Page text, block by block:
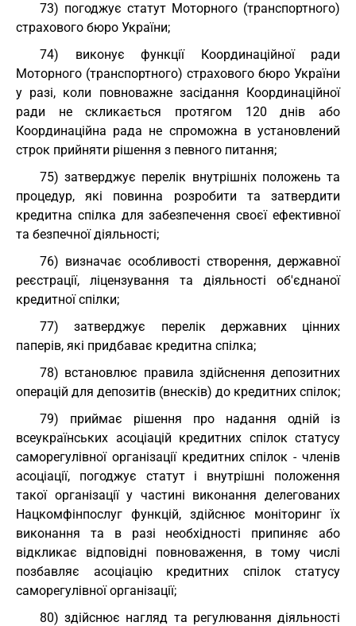
73) погоджує статут Моторного (транспортного)
страхового бюро України;
74) виконує функції Координаційної ради
Моторного (транспортного) страхового бюро України
у разі, коли повноважне засідання Координаційної
ради не скликається протягом 120 днів або
Координаційна рада не спроможна в установлений
строк прийняти рішення з певного питання;
75) затверджує перелік внутрішніх положень та
процедур, які повинна розробити та затвердити
кредитна спілка для забезпечення своєї ефективної
та безпечної діяльності;
76) визначає особливості створення, державної
реєстрації, ліцензування та діяльності об'єднаної
кредитної спілки;
77) затверджує перелік державних цінних
паперів, які придбаває кредитна спілка;
78) встановлює правила здійснення депозитних
операцій для депозитів (внесків) до кредитних спілок;
79) приймає рішення про надання одній із
всеукраїнських асоціацій кредитних спілок статусу
саморегулівної організації кредитних спілок - членів
асоціації, погоджує статут і внутрішні положення
такої організації у частині виконання делегованих
Нацкомфінпослуг функцій, здійснює моніторинг їх
виконання та в разі необхідності припиняє або
відкликає відповідні повноваження, в тому числі
позбавляє асоціацію кредитних спілок статусу
саморегулівної організації;
80) здійснює нагляд та регулювання діяльності